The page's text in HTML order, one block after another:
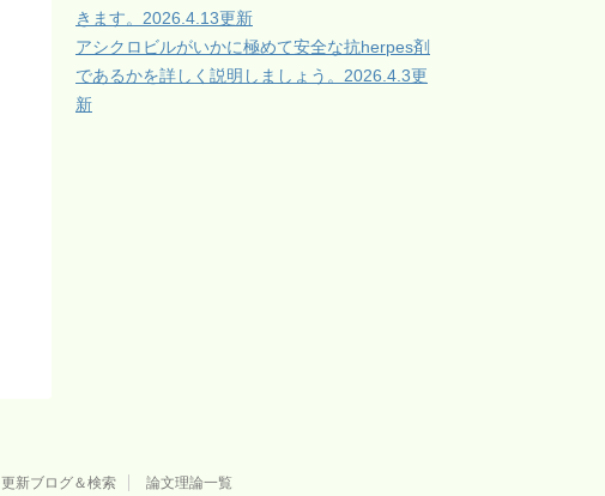
きます。2026.4.13更新
アシクロビルがいかに極めて安全な抗herpes剤
であるかを詳しく説明しましょう。2026.4.3更
新
更新ブログ＆検索 論文理論一覧